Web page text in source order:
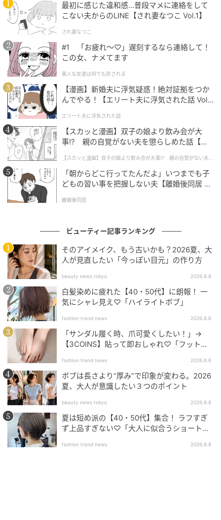
Ray(レイ)
【a】メディヒール ヒアルロン酸 ハイドレートパッド
100枚入り 2,860円／韓国高麗人蔘社
▶ヒアルロン酸などの美容成分をぎゅっと配合したパ
ッドは、ひんやりとした使用感も◎。
【b】ワンステップ 透明トーンケアナイアシン トナー
パッド 100枚入り 3,120円／コスアールエックス
▶肌のくすみや色ムラにアプローチするナイアシンア
ミドを配合。
【c】 Superegg カーム ムーブメンツ アイアンドチー
▶うるおい感も密着力も高いハイドロジェル状マス
ク。植物由来の美容成分が肌の水分と油分のバランス
を整える。
撮影／神戸健太郎（モデル）ヘア＆メイク／竹内春華
スタイリング／仲田千咲 モデル／加藤ナナ 取材・文／
政年美代子
加藤ナナ
Ray編集部 エディター 佐々木麗
元記事で読む
次の記事
手持ちコスメをフル活用して♡ 泊まりがけの
旅行で大活躍する【2wayメイク】の作り方
最初に感じた違和感…普段マメに連絡をして
こない夫からのLINE【され妻なつこ Vol.1】
され妻なつこ
#1 「お疲れ〜♡」遅刻するなら連絡して！
この女、ナメてます
美人な友達は何でも許される
【漫画】新婚夫に浮気疑惑！絶対証拠をつか
んでやる！【エリート夫に浮気された話 Vol.
エリート夫に浮気された話
【スカッと漫画】双子の娘より飲み会が大
事!? 親の自覚がない夫を懲らしめた話【第1
【スカッと漫画】双子の娘より飲み会が大事!? 親の自覚がない夫を
懲らしめた話
「朝からどこ行ってたんだよ」いつまでも子
どもの習い事を把握しない夫【離婚後同居 Vo
離婚後同居
ビューティー記事ランキング
そのアイメイク、もう古いかも？2026夏、大
人が見直したい「今っぽい目元」の作り方
beauty news tokyo 2026.8.8
白髪染めに疲れた【40・50代】に朗報！ 一
気にシャレ見え♡「ハイライトボブ」
fashion trend news 2026.8.8
「サンダル履く時、爪可愛くしたい！」→
【3COINS】貼って即おしゃれ♡「フット用
fashion trend news 2026.8.8
ボブは長さより“厚み”で印象が変わる。2026
夏、大人が意識したい３つのポイント
beauty news tokyo 2026.8.8
夏は短め派の【40・50代】集合！ ラフすぎ
ず上品すぎない♡「大人に似合うショートボ
fashion trend news 2026.8.8